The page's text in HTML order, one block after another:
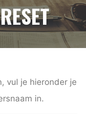
vul je hieronder je
in.